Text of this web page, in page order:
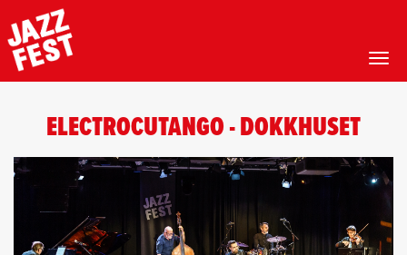
hovedinnholdELECTROCUTANGO - DOKKHUSET